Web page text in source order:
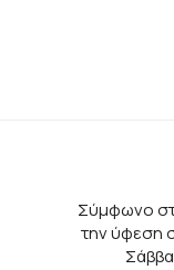
Σύμφωνο
την ύφεση